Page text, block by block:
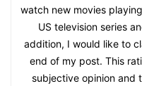
watch new movies
US television series
addition, I would like to
end of my post. This
subjective opinion and